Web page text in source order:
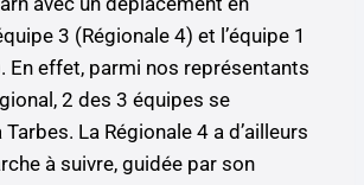
3 (Régionale 4) et l’équipe 1
En effet, parmi nos représentants
2 des 3 équipes se
La Régionale 4 a d’ailleurs
à suivre, guidée par son